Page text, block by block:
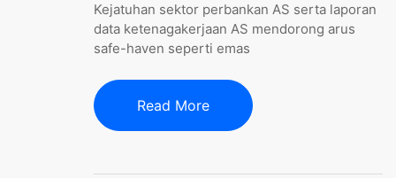
Kejatuhan sektor perbankan AS serta laporan
data ketenagakerjaan AS mendorong arus
safe-haven seperti emas
Read More